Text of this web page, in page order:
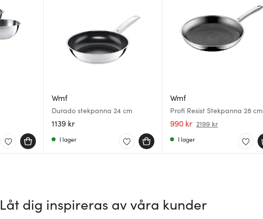
Wmf
Durado stekpanna 24 cm
1139 kr
I lager
Wmf
Profi Resist Stekpanna 28 cm
990 kr 2199 kr
I lager
Låt dig inspireras av våra kunder